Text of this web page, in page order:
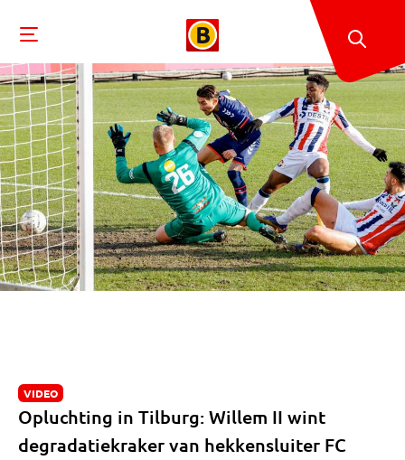
VIDEO
Opluchting in Tilburg: Willem II wint
degradatiekraker van hekkensluiter FC